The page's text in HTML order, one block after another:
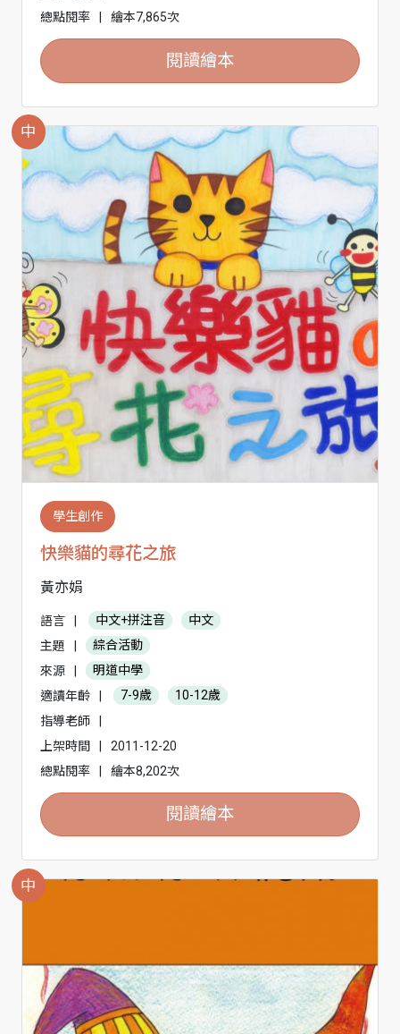
總點閱率
繪本7,865次
閱讀繪本
中
學生創作
快樂貓的尋花之旅
黃亦娟
語言 | 中文+拼注音
中文
主題
|
綜合活動
來源
|
明道中學
適讀年齡
| 7-9歲
10-12歲
指導老師
|
上架時間
|
2011-12-20
總點閱率
| 繪本8,202次
閱讀繪本
中